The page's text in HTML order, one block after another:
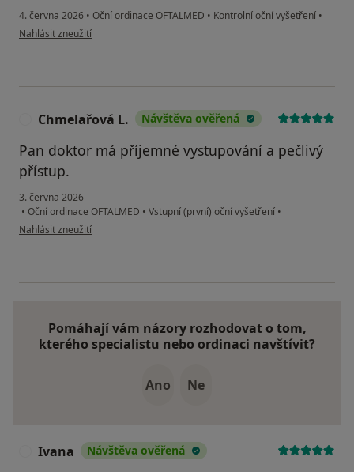
4. června 2026 • Oční ordinace OFTALMED • Kontrolní oční vyšetření •
podle názoru uživatele Alena Dedíková
Nahlásit zneužití
Chmelařová L. Návštěva ověřená
Pan doktor má příjemné vystupování a pečlivý
přístup.
3. června 2026
• Oční ordinace OFTALMED • Vstupní (první) oční vyšetření •
podle názoru uživatele Chmelařová L.
Nahlásit zneužití
Pomáhají vám názory rozhodovat o tom,
kterého specialistu nebo ordinaci navštívit?
Ano Ne
Ivana Návštěva ověřená